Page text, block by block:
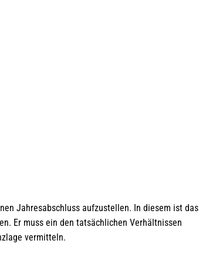
Jahresabschluss aufzustellen. In diesem ist das
Er muss ein den tatsächlichen Verhältnissen
vermitteln.